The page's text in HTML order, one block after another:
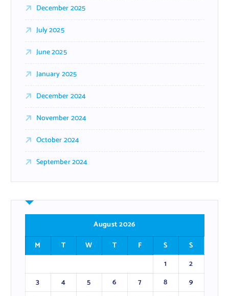
December 2025
July 2025
June 2025
January 2025
December 2024
November 2024
October 2024
September 2024
August 2026
M
T W T F S
S
1
2
3
4 5 6 7 8
9